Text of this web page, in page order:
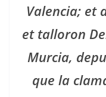
Valencia; et
et talloron
Murcia,
que la